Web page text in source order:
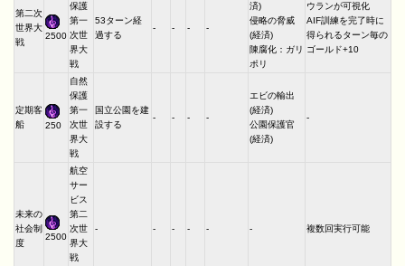
第二次
世界大
戦
2500
保護
第一
次世
界大
戦
53ターン経
過する
- - - -
済)
侵略の脅威
(経済)
陳腐化：ガリ
ポリ
ウランが可視化
AIF訓練を完了時に
得られるターン毎の
ゴールド+10
定期客
船
250
自然
保護
第一
次世
界大
戦
国立公園を建
設する
- - - -
エビの輸出
(経済)
公園保護官
(経済)
-
未来の
社会制
度
2500
航空
サー
ビス
第二
次世
界大
戦
- - - - - - 複数回実行可能